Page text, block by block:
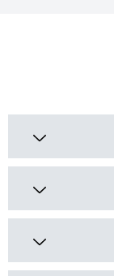
أي